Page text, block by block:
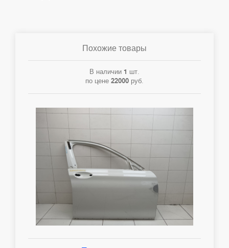
Похожие товары
В наличии 1 шт.
по цене 22000 руб.